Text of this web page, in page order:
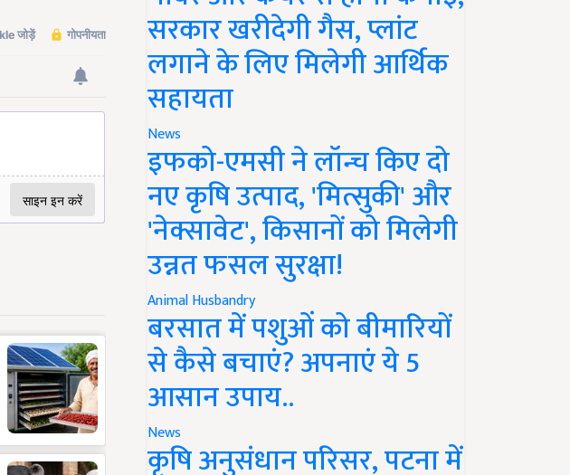
सरकार खरीदेगी गैस, प्लांट
लगाने के लिए मिलेगी आर्थिक
सहायता
News
इफको-एमसी ने लॉन्च किए दो
नए कृषि उत्पाद, 'मित्सुकी' और
'नेक्सावेट', किसानों को मिलेगी
उन्नत फसल सुरक्षा!
Animal Husbandry
बरसात में पशुओं को बीमारियों
से कैसे बचाएं? अपनाएं ये 5
आसान उपाय..
News
कृषि अनुसंधान परिसर, पटना में